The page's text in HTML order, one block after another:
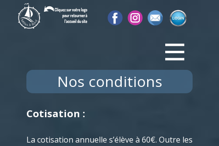
Nos conditions
Cotisation :
La cotisation annuelle s’élève à 60€. Outre les